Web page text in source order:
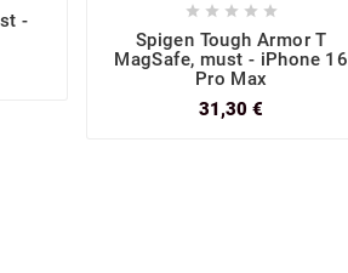
-
    
Spigen Tough Armor T
MagSafe, must - iPhone 16
Pro Max
31,30 €